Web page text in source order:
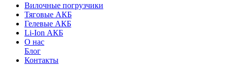
Вилочные погрузчики
Тяговые АКБ
Гелевые АКБ
Li-Ion АКБ
О нас
Блог
Контакты